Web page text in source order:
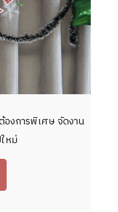
งการพิเศษ จัดงาน
หม่